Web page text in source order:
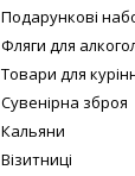
Подарункові
Фляги для
Товари для
Сувенірна зброя
Кальяни
Візитниці